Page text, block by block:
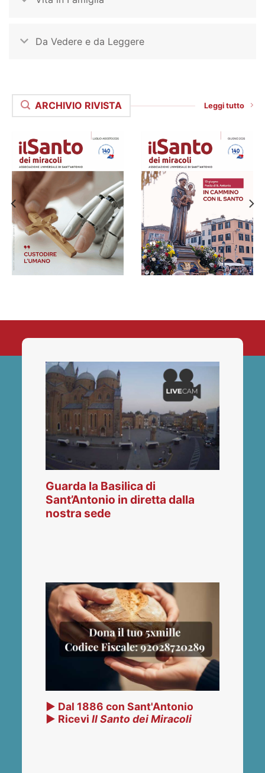
Da Vedere e da Leggere
ARCHIVIO RIVISTA Leggi tutto
Guarda la Basilica di
Sant’Antonio in diretta dalla
nostra sede
▶ Dal 1886 con Sant'Antonio
▶ RiceviIl Santo dei Miracoli